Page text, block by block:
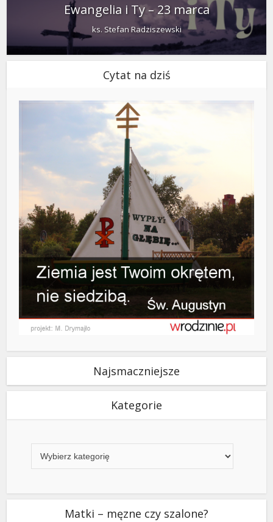
Ewangelia i Ty – 23 marca
ks. Stefan Radziszewski
Cytat na dziś
Najsmaczniejsze
Kategorie
Matki – męzne czy szalone?